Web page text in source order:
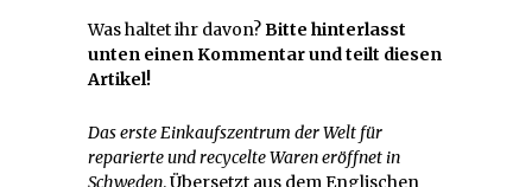
Was haltet ihr davon?Bitte hinterlasst
unten einen Kommentar und teilt diesen
Artikel!
Das erste Einkaufszentrum der Welt für
reparierte und recycelte Waren eröffnet in